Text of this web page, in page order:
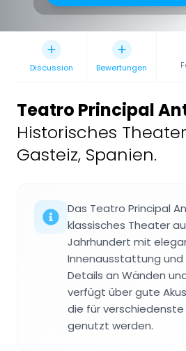
Discussion Bewertungen
Teatro Principal
Historisches
Gasteiz, Spanien.
Das Teatro Principal
klassisches Theater
Jahrhundert mit
Innenausstattung
Details an Wänden
verfügt über gute
die für
genutzt werden.